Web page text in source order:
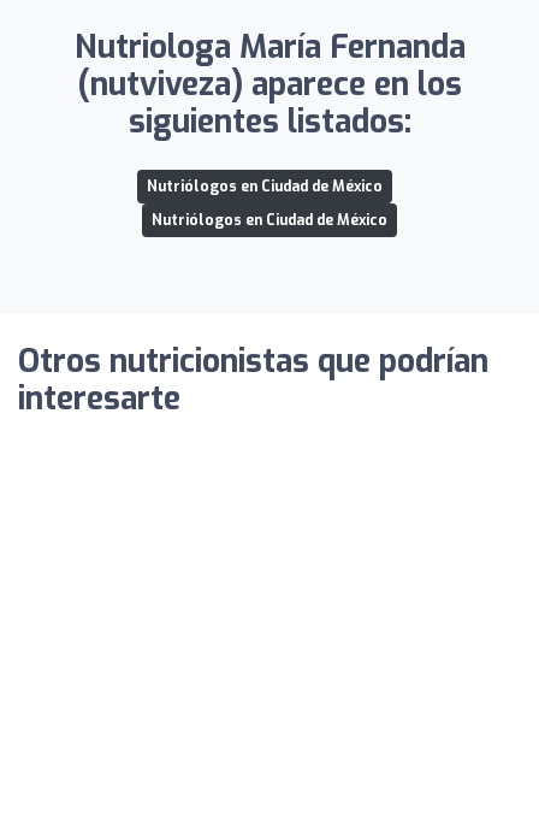
Nutriologa María Fernanda
(nutviveza) aparece en los
siguientes listados:
Nutriólogos en Ciudad de México
Nutriólogos en Ciudad de México
Otros nutricionistas que podrían
interesarte